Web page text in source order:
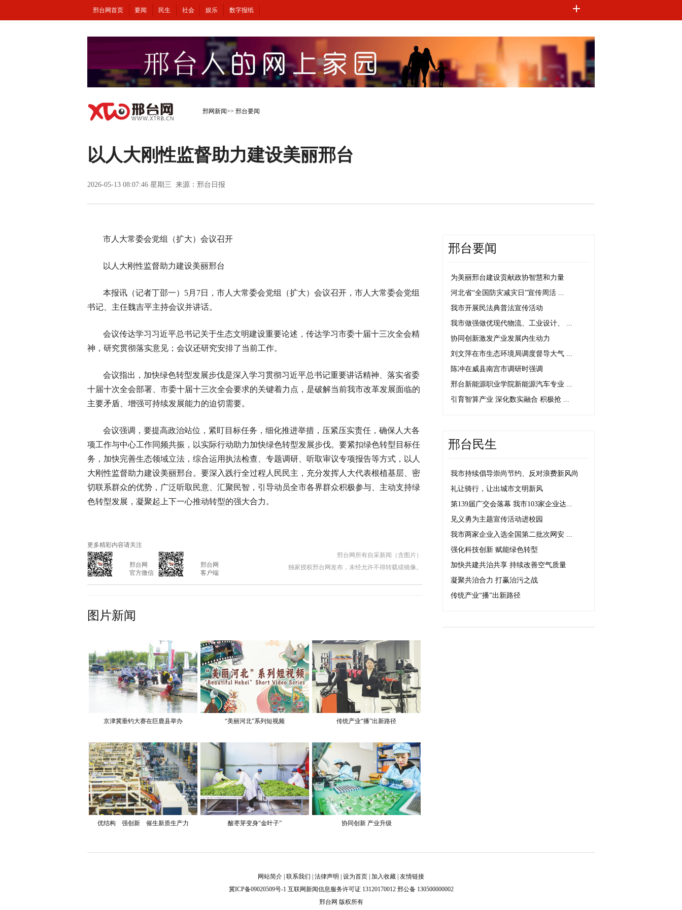
邢台网首页 要闻 民生 社会 娱乐 数字报纸
邢网新闻>> 邢台要闻
以人大刚性监督助力建设美丽邢台
2026-05-13 08:07:46 星期三 来源：邢台日报
市人大常委会党组（扩大）会议召开
以人大刚性监督助力建设美丽邢台
本报讯（记者丁邵一）5月7日，市人大常委会党组（扩大）会议召开，市人大常委会党组
书记、主任魏吉平主持会议并讲话。
会议传达学习习近平总书记关于生态文明建设重要论述，传达学习市委十届十三次全会精
神，研究贯彻落实意见；会议还研究安排了当前工作。
会议指出，加快绿色转型发展步伐是深入学习贯彻习近平总书记重要讲话精神、落实省委
十届十次全会部署、市委十届十三次全会要求的关键着力点，是破解当前我市改革发展面临的
主要矛盾、增强可持续发展能力的迫切需要。
会议强调，要提高政治站位，紧盯目标任务，细化推进举措，压紧压实责任，确保人大各
项工作与中心工作同频共振，以实际行动助力加快绿色转型发展步伐。要紧扣绿色转型目标任
务，加快完善生态领域立法，综合运用执法检查、专题调研、听取审议专项报告等方式，以人
大刚性监督助力建设美丽邢台。要深入践行全过程人民民主，充分发挥人大代表根植基层、密
切联系群众的优势，广泛听取民意、汇聚民智，引导动员全市各界群众积极参与、主动支持绿
色转型发展，凝聚起上下一心推动转型的强大合力。
更多精彩内容请关注
			邢台网
			官方微信
			邢台网
			客户端
邢台网所有自采新闻（含图片）
独家授权邢台网发布，未经允许不得转载或镜像。
图片新闻
京津冀垂钓大赛在巨鹿县举办 “美丽河北”系列短视频 传统产业“播”出新路径
优结构 强创新 催生新质生产力 酸枣芽变身“金叶子” 协同创新 产业升级
邢台要闻
为美丽邢台建设贡献政协智慧和力量
河北省“全国防灾减灾日”宣传周活 ...
我市开展民法典普法宣传活动
我市做强做优现代物流、工业设计、 ...
协同创新激发产业发展内生动力
刘文萍在市生态环境局调度督导大气 ...
陈冲在威县南宫市调研时强调
邢台新能源职业学院新能源汽车专业 ...
引育智算产业 深化数实融合 积极抢 ...
邢台民生
我市持续倡导崇尚节约、反对浪费新风尚
礼让骑行，让出城市文明新风
第139届广交会落幕 我市103家企业达...
见义勇为主题宣传活动进校园
我市两家企业入选全国第二批次网安 ...
强化科技创新 赋能绿色转型
加快共建共治共享 持续改善空气质量
凝聚共治合力 打赢治污之战
传统产业“播”出新路径
网站简介 联系我们 法律声明 设为首页 加入收藏 友情链接
冀ICP备09020509号-1 互联网新闻信息服务许可证 13120170012 邢公备 130500000002
邢台网 版权所有